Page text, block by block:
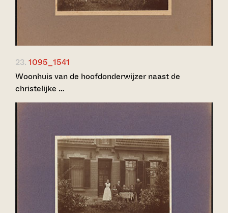
23. 1095_1541
Woonhuis van de hoofdonderwijzer naast de
christelijke …